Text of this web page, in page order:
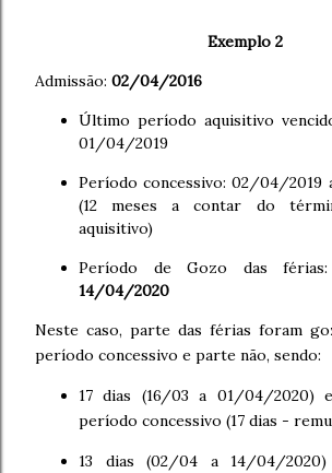
Exemplo 2
Admissão: 02/04/2016
Último período aquisitivo
01/04/2019
Período concessivo: 02/04/
(12 meses a contar do
aquisitivo)
Período de Gozo das
14/04/2020
Neste caso, parte das férias foram
período concessivo e parte não, sendo:
17 dias (16/03 a 01/04/2020)
período concessivo (17 dias -
13 dias (02/04 a 14/04/